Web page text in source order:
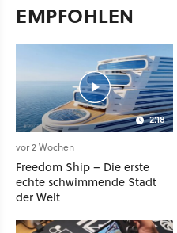
EMPFOHLEN
2:18
vor 2 Wochen
Freedom Ship – Die erste
echte schwimmende Stadt
der Welt